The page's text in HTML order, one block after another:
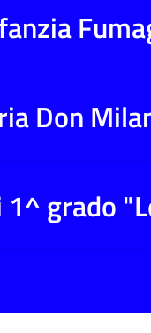
Don
1^ grado